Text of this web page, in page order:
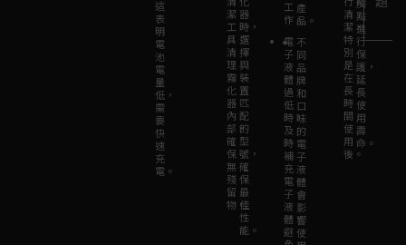
這
表
明
電
池
電
量
低，
需
要
快
速
充
電。
潔
工
具
清
理
霧
化
器
內
部，
確
保
無
殘
留
物。
器
時，
選
擇
與
裝
置
匹
配
的
型
號，
確
保
最
佳
性
能。
工
作。
電
子
液
體
過
低
時，
及
時
補
充
電
子
液
體，
避
產
品。
不
同
品
牌
和
口
味
的
電
子
液
體
會
影
響
使
清
潔，
特
別
是
在
長
時
間
使
用
後。
點
進
行
保
護，
延
長
使
用
壽
命。